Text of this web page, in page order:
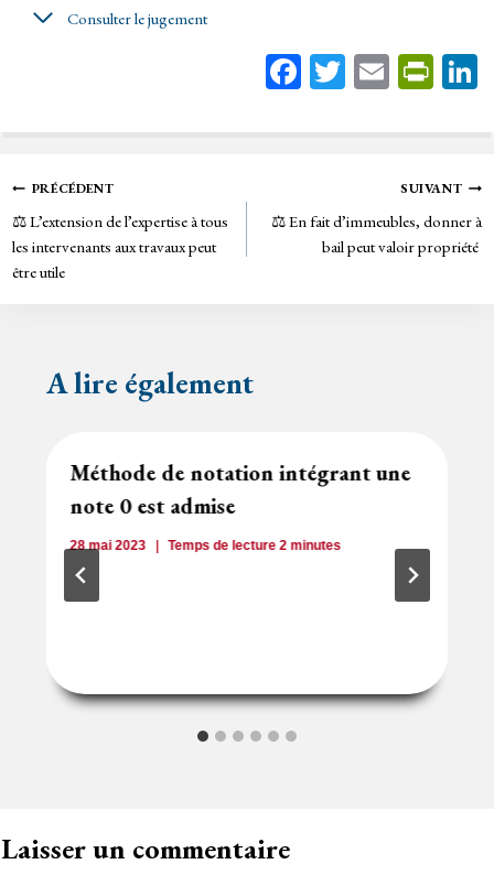
Consulter le jugement
Fa
bo
T
tt
E
ail
Pr
tF
rie
n
dl
Navigation
de
l’article
PRÉCÉDENT
⚖️ L’extension de l’expertise à tous
les intervenants aux travaux peut
être utile
SUIVANT
⚖️ En fait d’immeubles, donner à
bail peut valoir propriété
A lire également
Méthode de notation intégrant une
note 0 est admise
28 mai 2023 Temps de lecture 2minutes
Laisser un commentaire